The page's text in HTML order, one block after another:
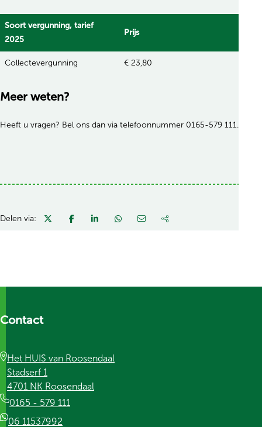
Soort vergunning, tarief
2025
Prijs
Collectevergunning € 23,80
Meer weten?
Heeft u vragen? Bel ons dan via telefoonnummer 0165-579 111.
Delen via:
Contact
Het HUIS van Roosendaal
Stadserf 1
4701 NK Roosendaal
0165 - 579 111
06 11537992